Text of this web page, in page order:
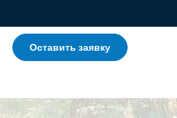
Оставить заявку